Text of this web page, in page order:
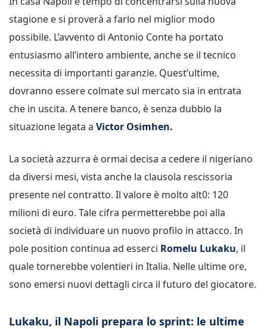
stagione e si proverà a farlo nel miglior modo
possibile. L’avvento di Antonio Conte ha portato
entusiasmo all’intero ambiente, anche se il tecnico
necessita di importanti garanzie. Quest’ultime,
dovranno essere colmate sul mercato sia in entrata
che in uscita. A tenere banco, è senza dubbio la
situazione legata a Victor Osimhen.
La società azzurra è ormai decisa a cedere il nigeriano
da diversi mesi, vista anche la clausola rescissoria
presente nel contratto. Il valore è molto alt0: 120
milioni di euro. Tale cifra permetterebbe poi alla
società di individuare un nuovo profilo in attacco. In
pole position continua ad esserci Romelu Lukaku, il
quale tornerebbe volentieri in Italia. Nelle ultime ore,
sono emersi nuovi dettagli circa il futuro del giocatore.
Lukaku, il Napoli prepara lo sprint: le ultime